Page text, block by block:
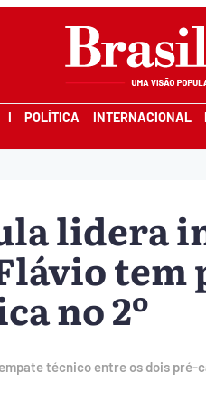
I POLÍTICA INTERNACIONAL
lidera
tem
no 2º
técnico entre os dois pré-